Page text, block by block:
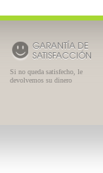
GARANTÍA DE
SATISFACCIÓN
Si no queda satisfecho, le
devolvemos su dinero